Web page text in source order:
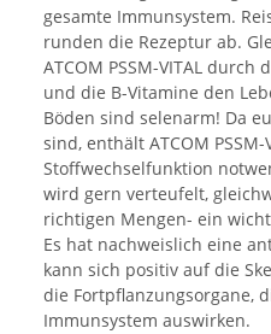
gesamte Immunsystem.
runden die Rezeptur ab.
ATCOM PSSM-VITAL
und die B-Vitamine den
Böden sind selenarm! Da
sind, enthält ATCOM
Stoffwechselfunktion
wird gern verteufelt,
richtigen Mengen- ein
Es hat nachweislich eine
kann sich positiv auf die
die Fortpflanzungsorgane,
Immunsystem auswirken.